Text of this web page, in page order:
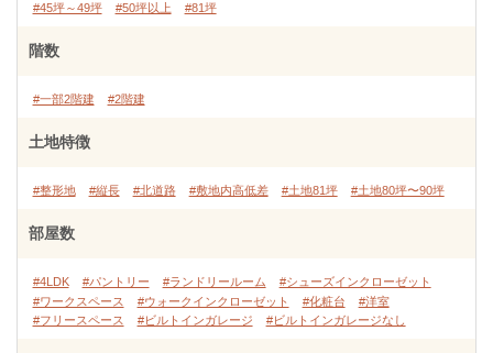
#45坪～49坪 #50坪以上 #81坪
階数
#一部2階建 #2階建
土地特徴
#整形地 #縦長 #北道路 #敷地内高低差 #土地81坪 #土地80坪〜90坪
部屋数
#4LDK #パントリー #ランドリールーム
#シューズインクローゼット
#ワークスペース
#ウォークインクローゼット #化粧台
#洋室
#フリースペース
#ビルトインガレージ #ビルトインガレージなし